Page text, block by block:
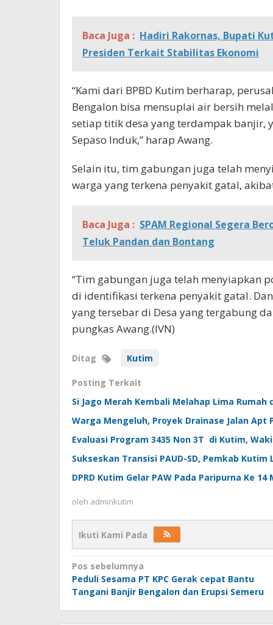
Baca Juga : Hadiri Rakornas, Bupati
Presiden Terkait Stabilitas Ekonomi
“Kami dari BPBD Kutim berharap,
Bengalon bisa mensuplai air bersih
setiap titik desa yang terdampak banjir,
Sepaso Induk,” harap Awang.
Selain itu, tim gabungan juga telah
warga yang terkena penyakit gatal,
Baca Juga : SPAM Regional Segera
Teluk Pandan dan Bontang
“Tim gabungan juga telah menyiapkan
di identifikasi terkena penyakit gatal.
yang tersebar di Desa yang tergabung
pungkas Awang.(IVN)
Ditag Kutim
Posting Terkait
Si Jago Merah Kembali Melahap Lima Rumah
Warga Mengeluh, Proyek Drainase Jalan
Evaluasi Program 3435 Non 3T di Kutim,
Sukseskan Transisi PAUD-SD, Pemkab
DPRD Kutim Gelar PAW Pada Paripurna Ke
oleh adminkutim
Ikuti Kami Pada
Navigasi
pos
Pos sebelumnya
Peduli Sesama PT KPC Gerak cepat Bantu
Tangani Banjir Bengalon dan Erupsi Semeru